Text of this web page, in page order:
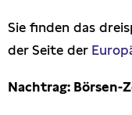
Sie finden das
der Seite der
Nachtrag: Börsen-